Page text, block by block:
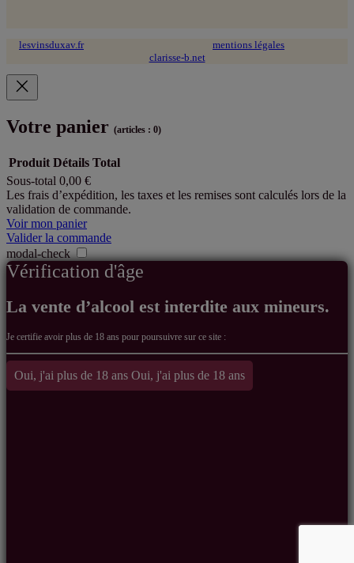
lesvinsduxav.fr© 2024 tous droits réservés ~ mentions légales
clarisse-b.net
Votre panier (articles : 0)
Produits
dans
le
panier
Produit Détails Total
Sous-total 0,00 €
Les frais d’expédition, les taxes et les remises sont calculés lors de la
validation de commande.
Voir mon panier
Valider la commande
modal-check
Vérification d'âge
La vente d’alcool est interdite aux mineurs.
Je certifie avoir plus de 18 ans pour poursuivre sur ce site :
Oui, j'ai plus de 18 ans Oui, j'ai plus de 18 ans